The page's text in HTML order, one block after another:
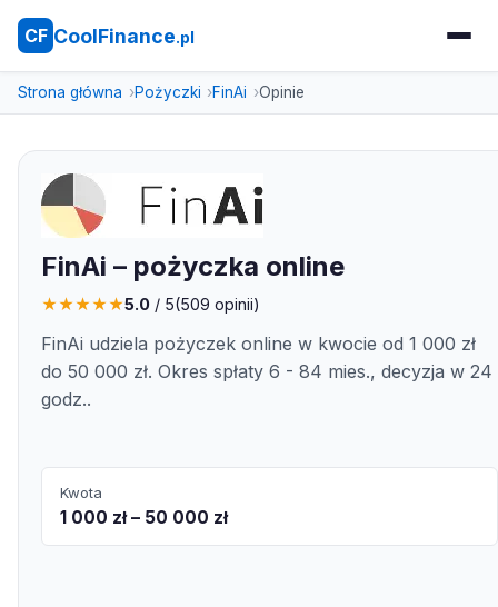
CF CoolFinance.pl
Strona główna Pożyczki FinAi Opinie
FinAi – pożyczka online
★★★★★5.0 / 5(509 opinii)
FinAi udziela pożyczek online w kwocie od 1 000 zł
do 50 000 zł. Okres spłaty 6 - 84 mies., decyzja w 24
godz..
Kwota
1 000 zł – 50 000 zł